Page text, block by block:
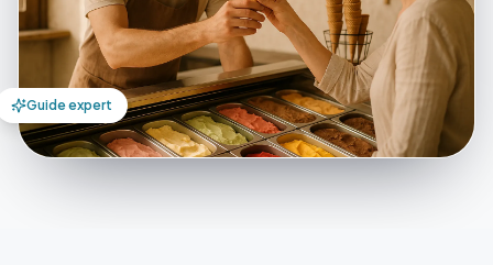
Guide expert